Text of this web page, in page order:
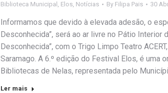
Biblioteca Municipal , Elos, Notícias By Filipa Pais 30
Informamos que devido à elevada adesão, o
Desconhecida”, será ao ar livre no Pátio Interior
Desconhecida”, com o Trigo Limpo Teatro
Saramago. A 6.º edição do Festival Elos, é uma
Bibliotecas de Nelas, representada pelo
Ler mais